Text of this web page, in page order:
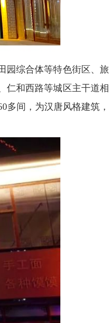
园综合体等特色街区、旅
仁和西路等城区主干道相
多间，为汉唐风格建筑，